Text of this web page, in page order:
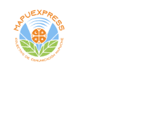
Skip
main